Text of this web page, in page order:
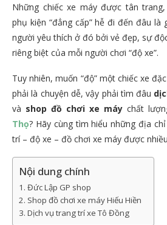
Những chiếc xe máy được tân
phụ kiện “đẳng cấp” hễ đi đến đâu là
người yêu thích ở đó bởi vẻ đẹp, sự
riêng biệt của mỗi người chơi “độ xe”.
Tuy nhiên, muốn “độ” một chiếc xe
phải là chuyện dễ, vậy phải tìm đâu
và shop đồ chơi xe máy chất
Thọ? Hãy cùng tìm hiểu những địa
trí – độ xe – đồ chơi xe máy được
Nội dung chính
1. Đức Lập GP shop
2. Shop đồ chơi xe máy Hiếu Hiền
3. Dịch vụ trang trí xe Tô Đồng